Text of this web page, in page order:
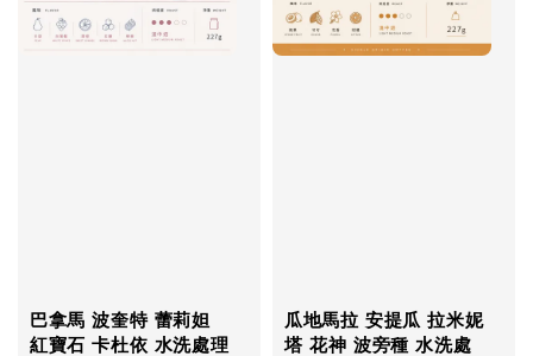
巴拿馬 波奎特 蕾莉妲
紅寶石 卡杜依 水洗處理
瓜地馬拉 安提瓜 拉米妮
塔 花神 波旁種 水洗處